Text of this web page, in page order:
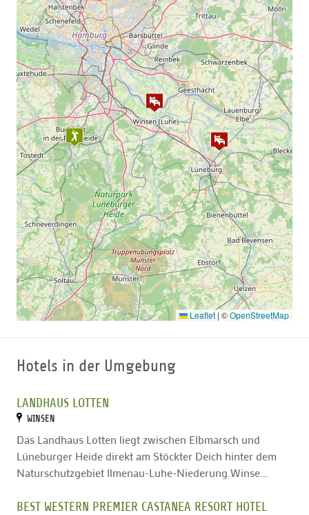
9-Loch WE/FT 50€
18-Loch WE/FT 95€
Greenfee 10er Block 650€
Hamburger Kreis (Montags) 40€
Earlybird vor 09:00 Uhr (nur WT) 55€
Sundowner nach 17:00 Uhr WT 50€
Sundowner nach 17:00 Uhr WE/FT 55€
Carts
9-Loch 25€
18-Loch 45€
Leaflet | ©OpenStreetMap
Hotels in der Umgebung
LANDHAUS LOTTEN
WINSEN
Das Landhaus Lotten liegt zwischen Elbmarsch und
Lüneburger Heide direkt am Stöckter Deich hinter dem
Naturschutzgebiet Ilmenau-Luhe-Niederung.Winse...
BEST WESTERN PREMIER CASTANEA RESORT HOTEL